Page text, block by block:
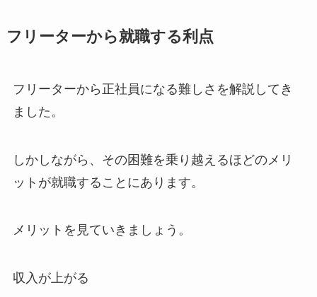
フリーターから就職する利点
フリーターから正社員になる難しさを解説してき
ました。
しかしながら、その困難を乗り越えるほどのメリ
ットが就職することにあります。
メリットを見ていきましょう。
収入が上がる